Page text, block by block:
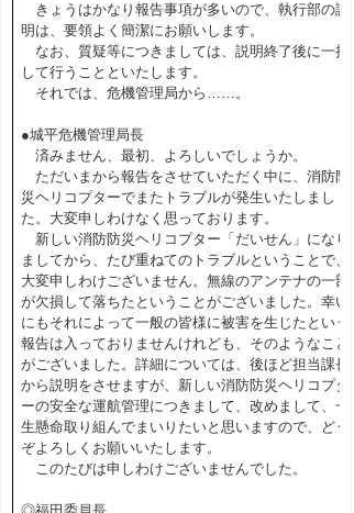
きょうはかなり報告事項が多いので、執行部の説
明は、要領よく簡潔にお願いします。
なお、質疑等につきましては、説明終了後に一括
して行うことといたします。
それでは、危機管理局から……。
●城平危機管理局長
済みません、最初、よろしいでしょうか。
ただいまから報告をさせていただく中に、消防防
災ヘリコプターでまたトラブルが発生いたしまし
た。大変申しわけなく思っております。
新しい消防防災ヘリコプター「だいせん」になり
ましてから、たび重ねてのトラブルということで、
大変申しわけございません。無線のアンテナの一部
が欠損して落ちたということがございました。幸い
にもそれによって一般の皆様に被害を生じたという
報告は入っておりませんけれども、そのようなこと
がございました。詳細については、後ほど担当課長
から説明をさせますが、新しい消防防災ヘリコプタ
ーの安全な運航管理につきまして、改めまして、一
生懸命取り組んでまいりたいと思いますので、どう
ぞよろしくお願いいたします。
このたびは申しわけございませんでした。